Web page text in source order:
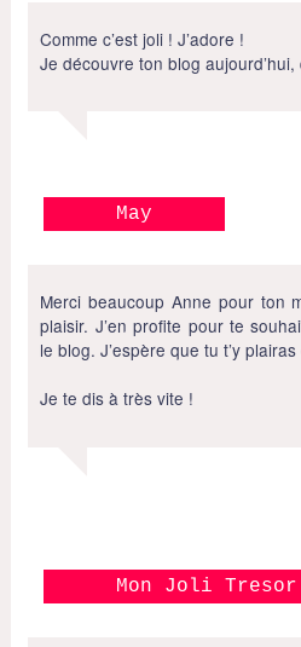
Comme c’est joli ! J’adore !
Je découvre ton blog
May
Merci beaucoup Anne pour ton
plaisir. J’en profite pour te
le blog. J’espère que tu t’y
Je te dis à très vite !
Mon Joli Tresor